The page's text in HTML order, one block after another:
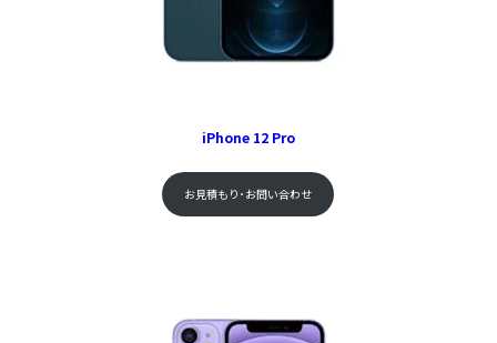
iPhone 12 Pro
お見積もり･お問い合わせ